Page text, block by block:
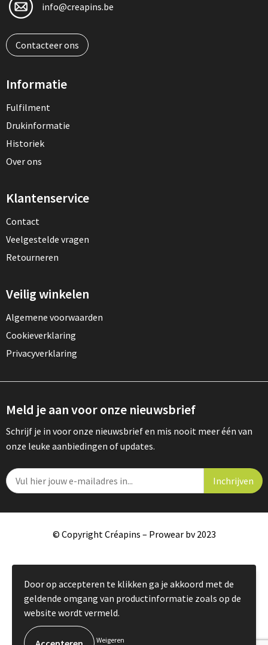
info@creapins.be
Contacteer ons
Informatie
Fulfilment
Drukinformatie
Historiek
Over ons
Klantenservice
Contact
Veelgestelde vragen
Retourneren
Veilig winkelen
Algemene voorwaarden
Cookieverklaring
Privacyverklaring
Meld je aan voor onze nieuwsbrief
Schrijf je in voor onze nieuwsbrief en mis nooit meer één van
onze leuke aanbiedingen of updates.
© Copyright Créapins – Prowear bv 2023
Door op accepteren te klikken ga je akkoord met de
geldende omgang van productinformatie zoals op de
website wordt vermeld.
Weigeren